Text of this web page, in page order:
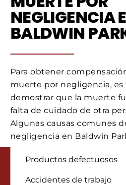
NEGLIGENCIA
BALDWIN
Para obtener
muerte por negligencia,
demostrar que la muerte
falta de cuidado de otra
Algunas causas comunes
negligencia en Baldwin
Productos defectuosos
Accidentes de trabajo